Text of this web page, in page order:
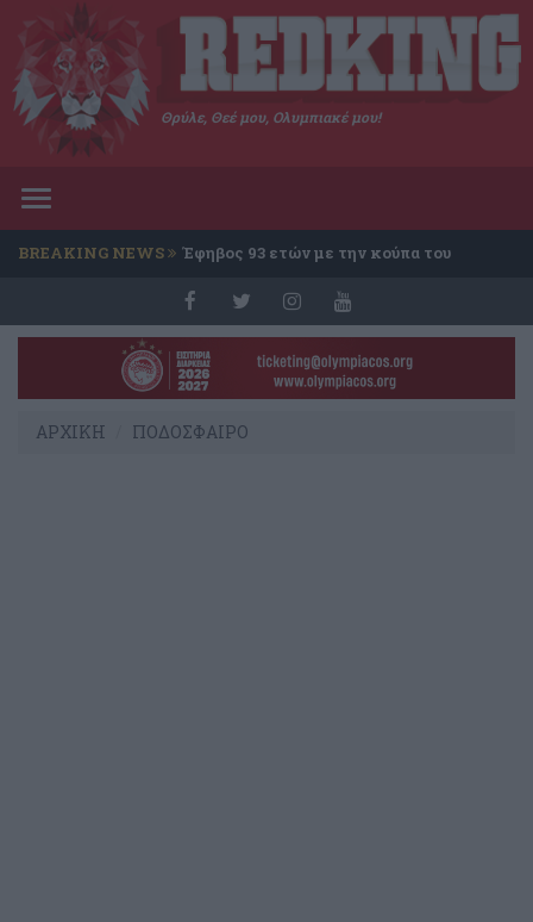
Θρύλε, Θεέ μου, Ολυμπιακέ μου!
Toggle
BREAKING NEWS Έφηβος 93 ετών με την κούπα του
ΑΡΧΙΚΗ ΠΟΔΟΣΦΑΙΡΟ